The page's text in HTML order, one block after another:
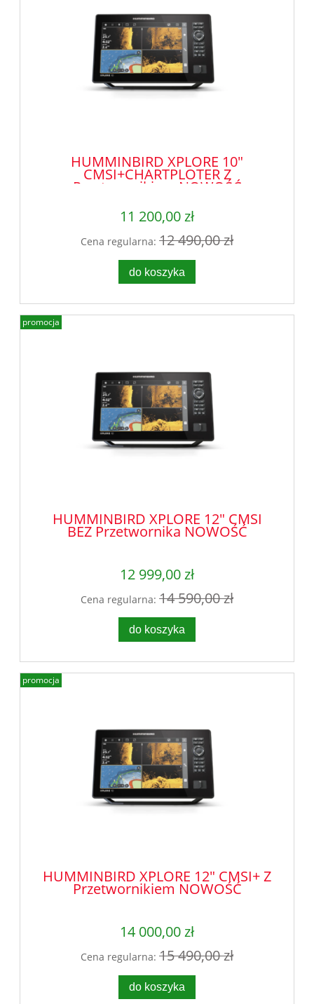
HUMMINBIRD XPLORE 10"
CMSI+CHARTPLOTER Z
Przetwornikiem NOWOŚĆ
11 200,00 zł
Cena regularna: 12 490,00 zł
do koszyka
HUMMINBIRD XPLORE 12" CMSI
BEZ Przetwornika NOWOŚĆ
12 999,00 zł
Cena regularna: 14 590,00 zł
do koszyka
promocja
HUMMINBIRD XPLORE 12" CMSI+ Z
Przetwornikiem NOWOŚĆ
14 000,00 zł
Cena regularna: 15 490,00 zł
do koszyka
promocja